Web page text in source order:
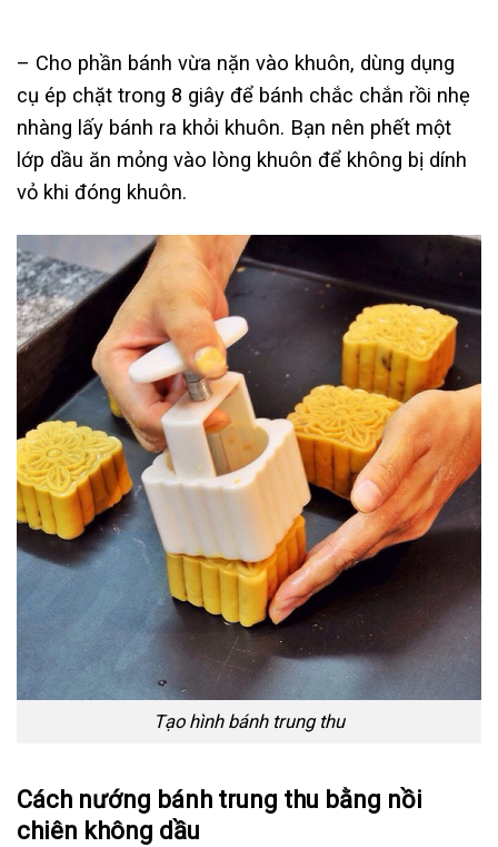
– Cho phần bánh vừa nặn vào khuôn, dùng dụng
cụ ép chặt trong 8 giây để bánh chắc chắn rồi nhẹ
nhàng lấy bánh ra khỏi khuôn. Bạn nên phết một
lớp dầu ăn mỏng vào lòng khuôn để không bị dính
vỏ khi đóng khuôn.
Tạo hình bánh trung thu
Cách nướng bánh trung thu bằng nồi
chiên không dầu